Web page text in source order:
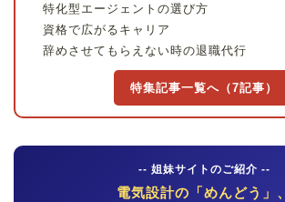
特化型エージェントの選び方
資格で広がるキャリア
辞めさせてもらえない時の退職代行
特集記事一覧へ（7記事）
-- 姐妹サイトのご紹介 --
電気設計の「めんどう」、